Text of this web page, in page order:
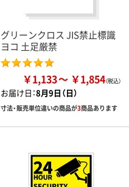
グリーンクロス JIS禁止標識
ヨコ 土足厳禁
￥1,133 ￥1,854
お届け日：8月9日（日）
寸法・販売単位違いの商品が3商品あります